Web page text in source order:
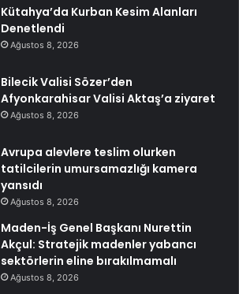
Kütahya’da Kurban Kesim Alanları
Denetlendi
Ağustos 8, 2026
Bilecik Valisi Sözer’den
Afyonkarahisar Valisi Aktaş’a ziyaret
Ağustos 8, 2026
Avrupa alevlere teslim olurken
tatilcilerin umursamazlığı kamera
yansıdı
Ağustos 8, 2026
Maden-İş Genel Başkanı Nurettin
Akçul: Stratejik madenler yabancı
sektörlerin eline bırakılmamalı
Ağustos 8, 2026